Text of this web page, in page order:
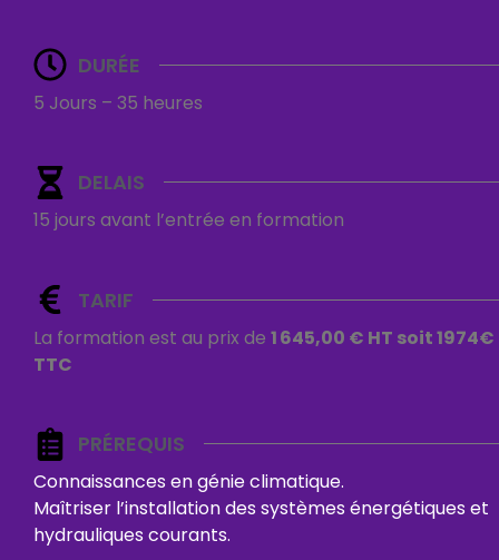
DURÉE
5 Jours – 35 heures
DELAIS
15 jours avant l’entrée en formation
TARIF
La formation est au prix de 1 645,00 € HT soit 1974€
TTC
PRÉREQUIS
Connaissances en génie climatique.
Maîtriser l’installation des systèmes énergétiques et
hydrauliques courants.